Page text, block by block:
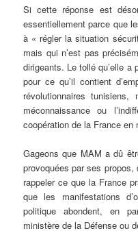
Si cette réponse est
essentiellement parce que
à « régler la situation
mais qui n’est pas
dirigeants. Le tollé qu’elle
pour ce qu’il contient
révolutionnaires
méconnaissance ou
coopération de la France en
Gageons que MAM a dû
provoquées par ses
rappeler ce que la France
que les manifestations
politique abondent, en
ministère de la Défense ou